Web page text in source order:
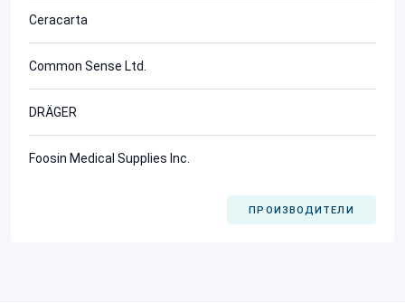
Ceracarta
Common Sense Ltd.
DRÄGER
Foosin Medical Supplies Inc.
ПРОИЗВОДИТЕЛИ